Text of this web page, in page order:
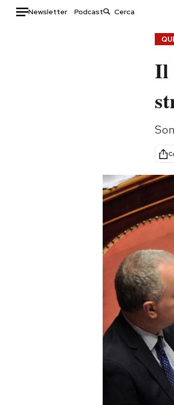
Newsletter Podcast
Storie/Idee
Ok Boomer!
Europa
Altrecose
Mondiali calcio
Il